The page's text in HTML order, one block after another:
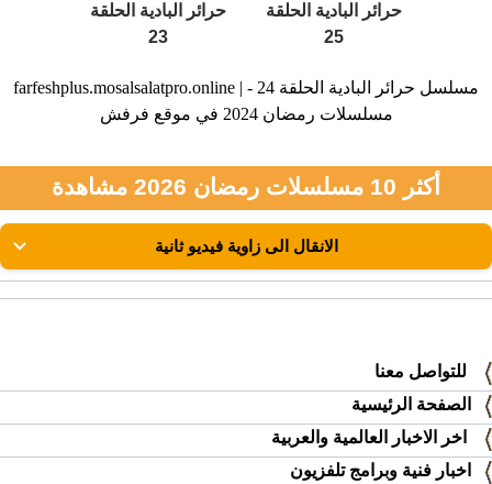
حرائر البادية الحلقة
25
حرائر البادية الحلقة
23
farfeshplus.mosalsalatpro.online | مسلسل حرائر البادية الحلقة 24 -
مسلسلات رمضان 2024 في موقع فرفش
أكثر 10 مسلسلات رمضان 2026 مشاهدة
للتواصل معنا
الصفحة الرئيسية
اخر الاخبار العالمية والعربية
اخبار فنية وبرامج تلفزيون